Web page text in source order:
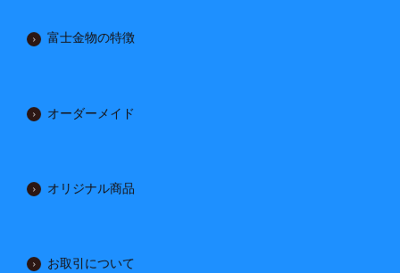
富士金物の特徴
オーダーメイド
オリジナル商品
お取引について